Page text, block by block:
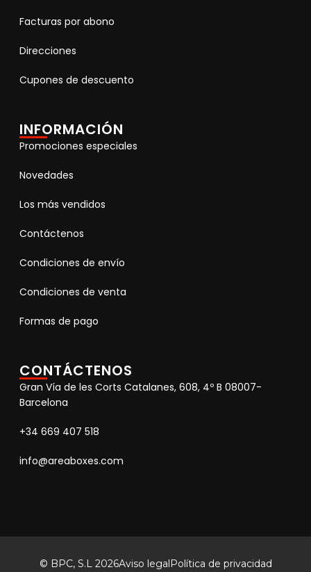
Facturas por abono
Direcciones
Cupones de descuento
INFORMACIÓN
Promociones especiales
Novedades
Los más vendidos
Contáctenos
Condiciones de envío
Condiciones de venta
Formas de pago
CONTÁCTENOS
Gran Vía de les Corts Catalanes, 608, 4º B 08007-
Barcelona
+34 669 407 518
info@areaboxes.com
© BPC, S.L 2026Aviso legalPolítica de privacidad